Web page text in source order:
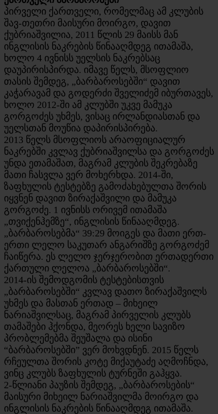
პირველი ქართველი, რომელმაც ამ კლუბის
შავ-თეთრი მაისური მოირგო, დავით
ქუბრიაშვილია, 2011 წლის 29 მაისს მან
ინგლისის ნაკრების წინააღმდეგ ითამაშა,
ხოლო 4 ივნისს უელსის ნაკრებსაც
დაუპირისპირდა. იმავე წელს, მსოფლიო
თასის შემდეგ, „ბარბაროსებში“ დავით
კაჭარავამ და გოდერძი შველიძემ იბურთავეს,
ხოლო 2012-ში ამ კლუბში უკვე მამუკა
გორგოძეს უხმეს, ვისაც ირლანდიასთან და
უელსთან მოუწია დაპირისპირება.
2013 წელს მსოფლიოს არაოფიციალურ
ნაკრებში კვლავ ქუბრიაშვილსა და გორგოძეს
უნდა ეთამაშათ, მაგრამ კლუბის შეკრებაზე
მათი ჩასვლა ვერ მოხერხდა. 2014-ში,
ზაფხულის ტესტებზე გამოძახებულთა შორის
იყვნენ დავით ზირაქაშვილი და მამუკა
გორგოძე. 1 ივნისს ორივემ ითამაშა
„თვიქენჰემზე“, ინგლისის წინააღმდეგ.
„ბარბაროსებმა“ 39:29 მოიგეს და მათი ერთ-
ერთი ლელო საკუთარ ანგარიშზე გორგოძემ
ჩაიწერა. ეს ლელო ჯერჯერობით ერთადერთი
ქართული ლელოა „ბარბაროსებში“.
2014-ის შემოდგომის ტესტებისთვის
„ბარბაროსებში“ კვლავ დათო ზირაქაშვილს
უხმეს და მასთან ერთად – მიხეილ
ნარიაშვილსაც, მაგრამ პირველის კლუბს
თამაშები ჰქონდა, მეორეს ხელი სავიზო
პრობლემებმა შეუშალა და ისინი
“ბარბაროსებში” ვერ მოხვდნენ. 2015 წელს
რჩეულთა შორის კოტე მიქაუტაძე აღმოჩნდა,
ვინც კლუბს ზაფხულის ტურნეში გაჰყვა.
2-წლიანი პაუზის შემდეგ, „ბარბაროსების“
მაისური მიხეილ ნარიაშვილმა მოირგო და
ინგლისის ნაკრების წინააღმდეგ ითამაშა.